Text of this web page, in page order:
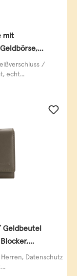
mit
red
/
echt...
Geldbeutel
Datenschutz